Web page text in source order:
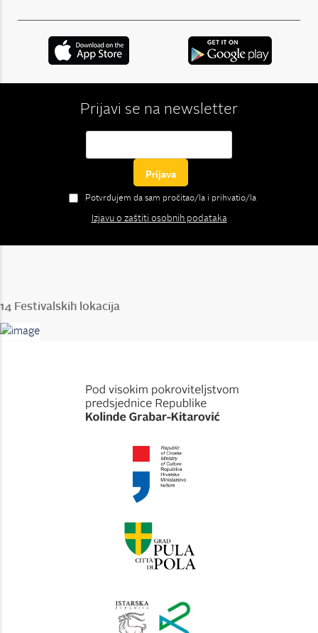
Prijavi se na newsletter
Potvrđujem da sam pročitao/la i prihvatio/la
Izjavu o zaštiti osobnih podataka
14 Festivalskih lokacija